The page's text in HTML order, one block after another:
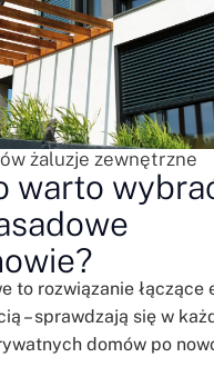
żaluzje zewnętrzne
warto
to rozwiązanie łączące
– sprawdzają się w
domów po